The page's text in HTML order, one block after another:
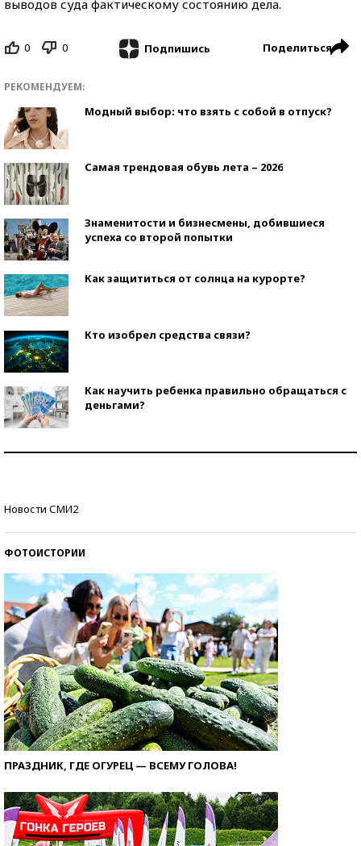
выводов суда фактическому состоянию дела.
0 0 Подпишись Поделиться
РЕКОМЕНДУЕМ:
Модный выбор: что взять с собой в отпуск?
Самая трендовая обувь лета – 2026
Знаменитости и бизнесмены, добившиеся
успеха со второй попытки
Как защититься от солнца на курорте?
Кто изобрел средства связи?
Как научить ребенка правильно обращаться с
деньгами?
Новости СМИ2
ФОТОИСТОРИИ
ПРАЗДНИК, ГДЕ ОГУРЕЦ — ВСЕМУ ГОЛОВА!